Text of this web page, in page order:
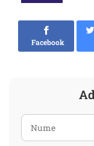
Facebook